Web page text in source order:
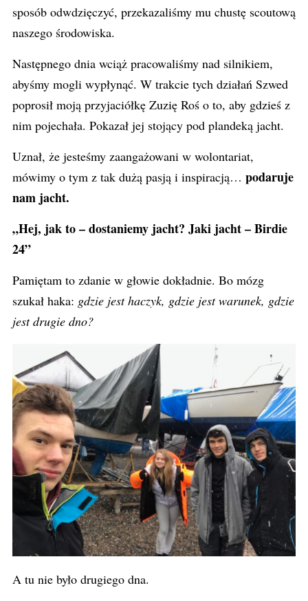
sposób odwdzięczyć, przekazaliśmy mu chustę scoutową
naszego środowiska.
Następnego dnia wciąż pracowaliśmy nad silnikiem,
abyśmy mogli wypłynąć. W trakcie tych działań Szwed
poprosił moją przyjaciółkę Zuzię Roś o to, aby gdzieś z
nim pojechała. Pokazał jej stojący pod plandeką jacht.
Uznał, że jesteśmy zaangażowani w wolontariat,
mówimy o tym z tak dużą pasją i inspiracją… podaruje
nam jacht.
„Hej, jak to – dostaniemy jacht? Jaki jacht – Birdie
24”
Pamiętam to zdanie w głowie dokładnie. Bo mózg
szukał haka: gdzie jest haczyk, gdzie jest warunek, gdzie
jest drugie dno?
A tu nie było drugiego dna.